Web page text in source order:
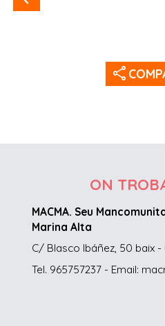
share
ON
MACMA. Seu
Marina Alta
C/ Blasco Ibáñez, 50 baix
Tel. 965757237 - Email: